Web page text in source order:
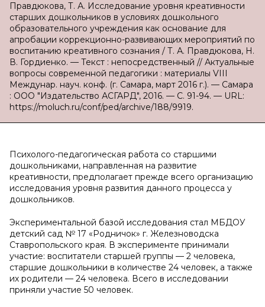
Правдюкова, Т. А. Исследование уровня креативности
старших дошкольников в условиях дошкольного
образовательного учреждения как основание для
апробации коррекционно-развивающих мероприятий по
воспитанию креативного сознания / Т. А. Правдюкова, Н.
В. Гордиенко. — Текст : непосредственный // Актуальные
вопросы современной педагогики : материалы VIII
Междунар. науч. конф. (г. Самара, март 2016 г.). — Самара
: ООО "Издательство АСГАРД", 2016. — С. 91-94. — URL:
https://moluch.ru/conf/ped/archive/188/9919.
Психолого-педагогическая работа со старшими
дошкольниками, направленная на развитие
креативности, предполагает прежде всего организацию
исследования уровня развития данного процесса у
дошкольников.
Экспериментальной базой исследования стал МБДОУ
детский сад № 17 «Родничок» г. Железноводска
Ставропольского края. В эксперименте принимали
участие: воспитатели старшей группы — 2 человека,
старшие дошкольники в количестве 24 человек, а также
их родители — 24 человека. Всего в исследовании
приняли участие 50 человек.